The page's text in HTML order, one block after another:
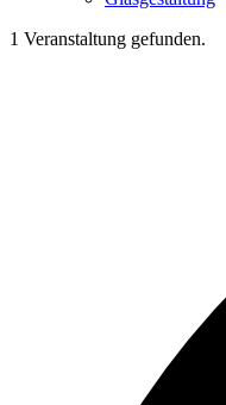
1 Veranstaltung gefunden.